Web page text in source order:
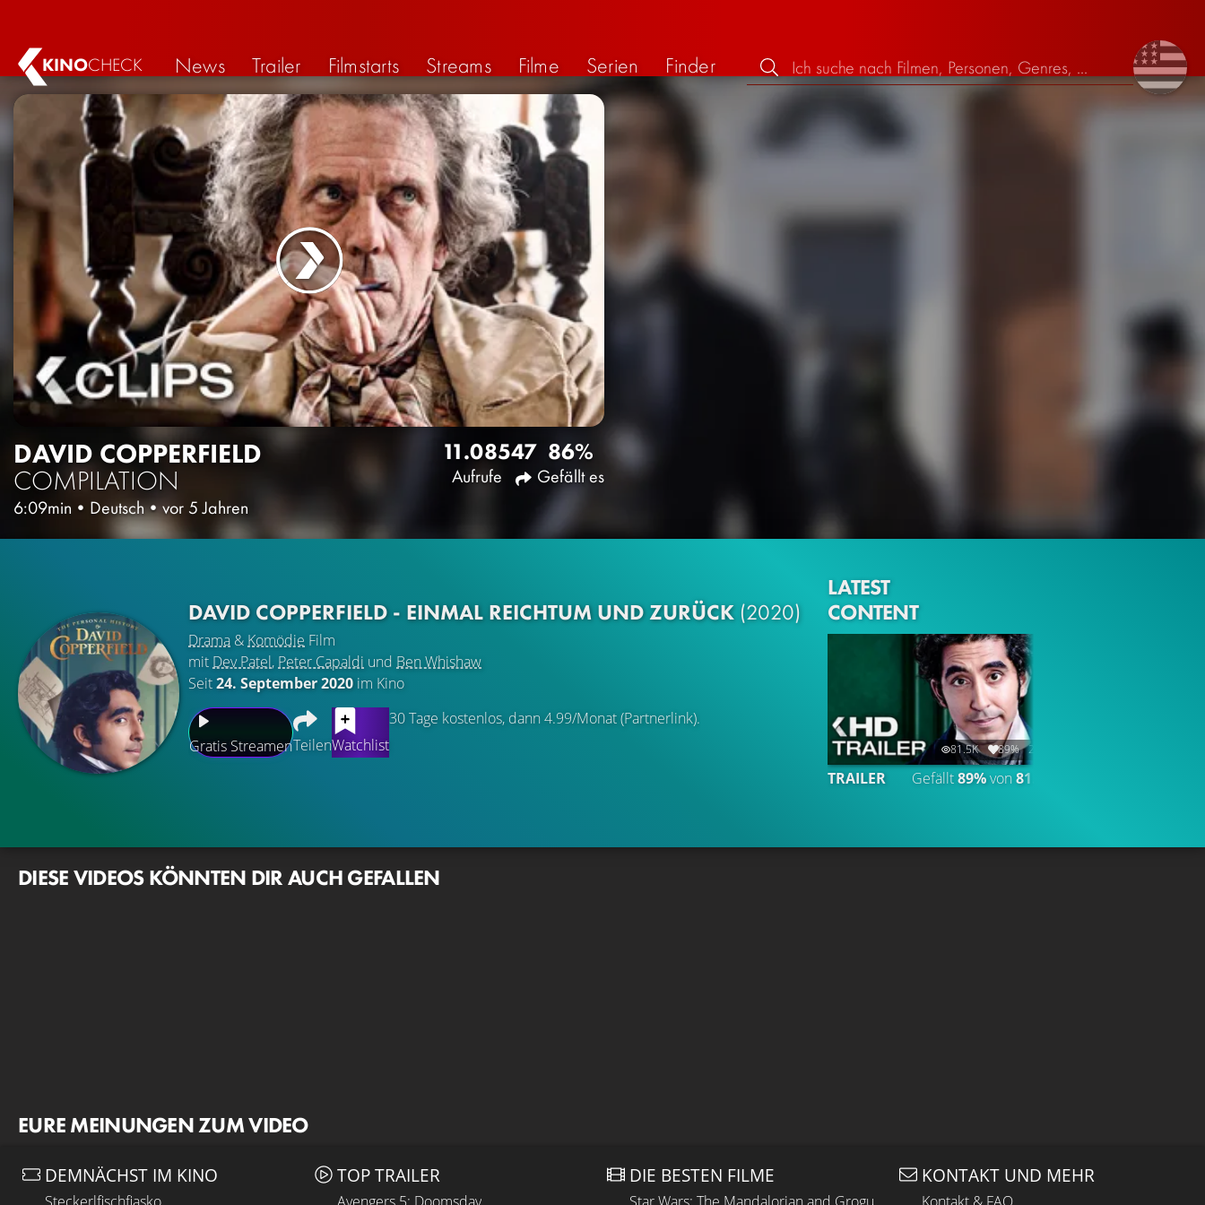
KINOCHECK News Trailer Filmstarts Streams Filme Serien Finder
DAVID COPPERFIELD
COMPILATION
6:09min • Deutsch•vor 5 Jahren
11.085
Aufrufe
47 86%
Gefällt es
DAVID COPPERFIELD - EINMAL REICHTUM UND ZURÜCK (2020)
Drama & Komödie Film
mit Dev Patel, Peter Capaldi und Ben Whishaw
Seit24. September 2020 im Kino
Gratis StreamenTeilenWatchlist
30 Tage kostenlos, dann 4.99/Monat (Partnerlink).
LATEST
CONTENT
81.5K 89% 2:01
TRAILER Gefällt89%von81.544
DIESE VIDEOS KÖNNTEN DIR AUCH GEFALLEN
EURE MEINUNGEN ZUM VIDEO
DEMNÄCHST IM KINO TOP TRAILER DIE BESTEN FILME KONTAKT UND MEHR